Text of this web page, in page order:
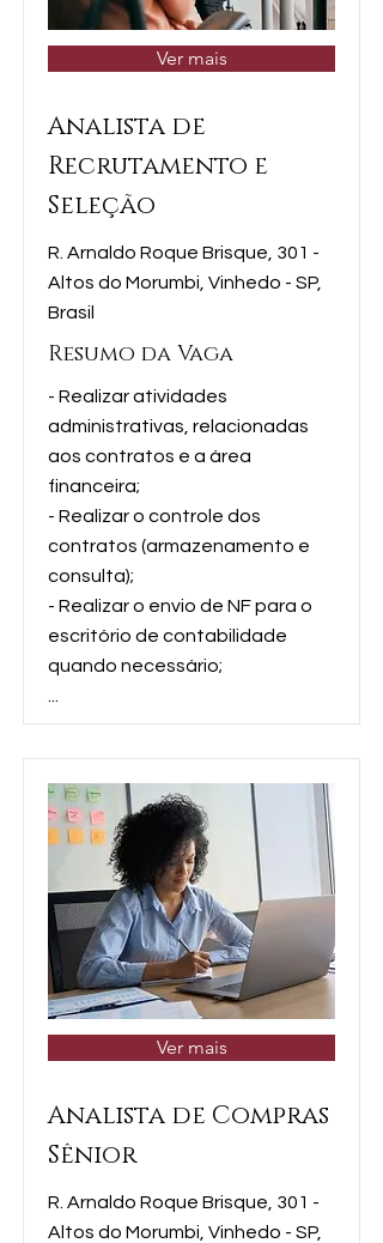
Ver mais
Analista de
Recrutamento e
Seleção
R. Arnaldo Roque Brisque, 301 -
Altos do Morumbi, Vinhedo - SP,
Brasil
Resumo da Vaga
- Realizar atividades
administrativas, relacionadas
aos contratos e a área
financeira;
- Realizar o controle dos
contratos (armazenamento e
consulta);
- Realizar o envio de NF para o
escritório de contabilidade
quando necessário;
Ver mais
Analista de Compras
Sênior
R. Arnaldo Roque Brisque, 301 -
Altos do Morumbi, Vinhedo - SP,